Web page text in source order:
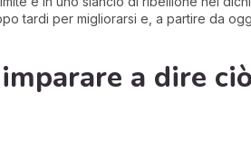
tardi per migliorarsi e, a partire da
a dire